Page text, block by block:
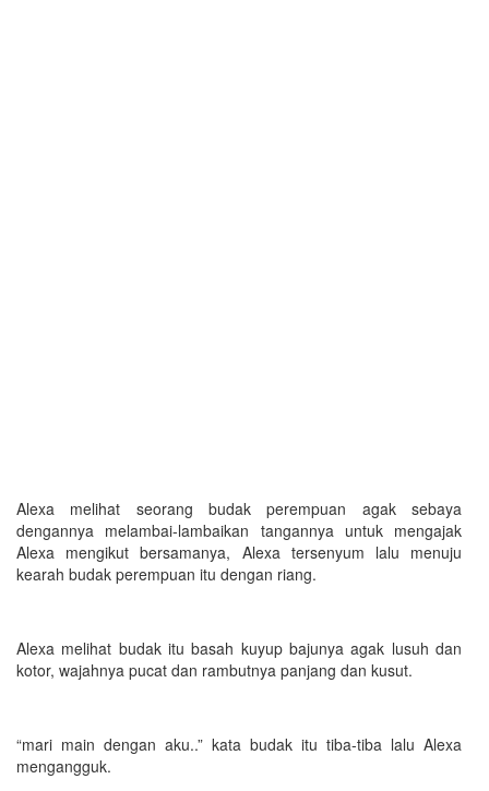
Alexa melihat seorang budak perempuan agak sebaya
dengannya melambai-lambaikan tangannya untuk mengajak
Alexa mengikut bersamanya, Alexa tersenyum lalu menuju
kearah budak perempuan itu dengan riang.
Alexa melihat budak itu basah kuyup bajunya agak lusuh dan
kotor, wajahnya pucat dan rambutnya panjang dan kusut.
“mari main dengan aku..” kata budak itu tiba-tiba lalu Alexa
mengangguk.